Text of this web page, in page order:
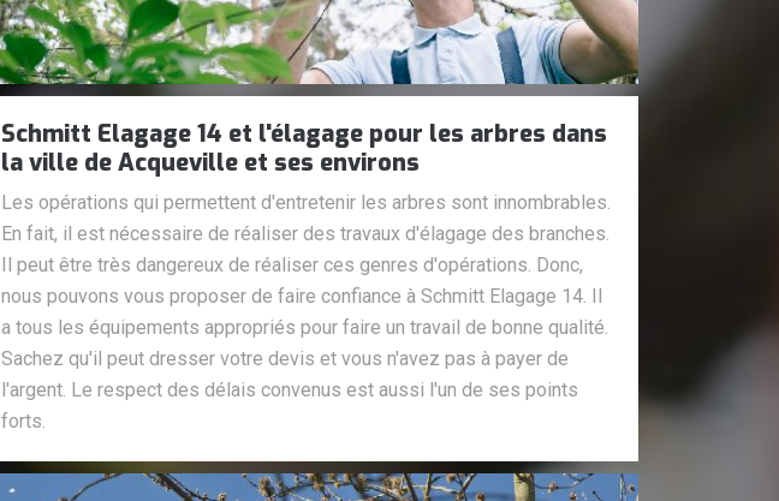
Schmitt Elagage 14 et l'élagage pour les arbres dans
la ville de Acqueville et ses environs
Les opérations qui permettent d'entretenir les arbres sont innombrables.
En fait, il est nécessaire de réaliser des travaux d'élagage des branches.
Il peut être très dangereux de réaliser ces genres d'opérations. Donc,
nous pouvons vous proposer de faire confiance à Schmitt Elagage 14. Il
a tous les équipements appropriés pour faire un travail de bonne qualité.
Sachez qu'il peut dresser votre devis et vous n'avez pas à payer de
l'argent. Le respect des délais convenus est aussi l'un de ses points
forts.